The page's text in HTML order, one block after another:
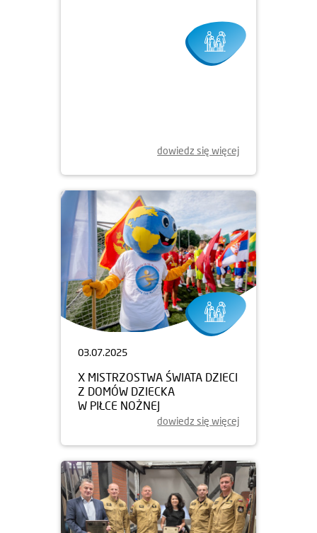
dowiedz się więcej
03.07.2025
X MISTRZOSTWA ŚWIATA DZIECI
Z DOMÓW DZIECKA
W PIŁCE NOŻNEJ
dowiedz się więcej